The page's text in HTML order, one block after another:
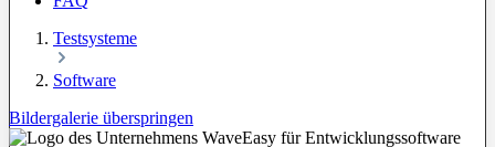
Testsysteme
Software
Bildergalerie überspringen